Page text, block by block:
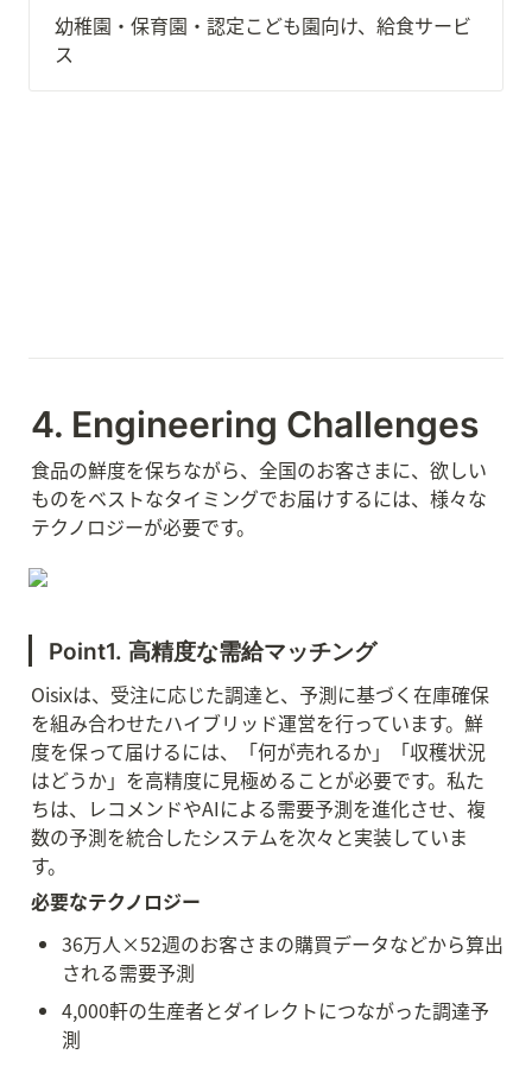
幼稚園・保育園・認定こども園向け、給食サービ
ス
4. Engineering Challenges
食品の鮮度を保ちながら、全国のお客さまに、欲しい
ものをベストなタイミングでお届けするには、様々な
テクノロジーが必要です。
Point1. 高精度な需給マッチング
Oisixは、受注に応じた調達と、予測に基づく在庫確保
を組み合わせたハイブリッド運営を行っています。鮮
度を保って届けるには、「何が売れるか」「収穫状況
はどうか」を高精度に見極めることが必要です。私た
ちは、レコメンドやAIによる需要予測を進化させ、複
数の予測を統合したシステムを次々と実装していま
す。
必要なテクノロジー
36万人×52週のお客さまの購買データなどから算出
される需要予測
4,000軒の生産者とダイレクトにつながった調達予
測